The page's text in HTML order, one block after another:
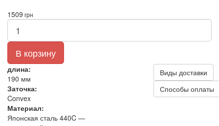
1509 грн
В корзину
длина:
190 мм
Заточка:
Convex
Материал:
Японская сталь 440C —
Виды доставки
Способы оплаты